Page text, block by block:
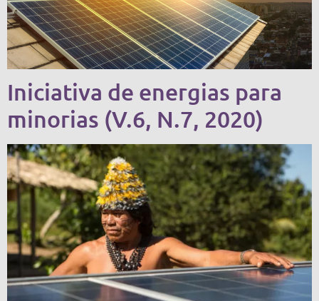
Iniciativa de energias para
minorias (V.6, N.7, 2020)